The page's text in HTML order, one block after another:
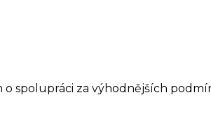
spolupráci za výhodnějších